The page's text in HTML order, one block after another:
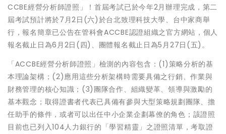
CCBE經營分析師證照」！首屆考試已於今年2月辦理完成，第二
屆考試預計將於7月2日(六)於台北致理科技大學、台中家商舉
行，報名簡章已公告在管科會ACCBE認證組織之官方網站，個人
報名截止日為6月2日(四)、團體報名截止日為5月27日(五)。
「ACCBE經營分析師證照」檢測的內容包含：(1)策略分析的基
本理論架構；(2)應用這些分析架構時需要具備之行銷、作業與
財務管理的核心知識；(3)團隊合作、組織變革、領導與激勵的
基本觀念；取得證書者代表已具備有參與大型策略規劃團隊、擔
任助手的條件，或者可以出任中小企業企劃幕僚的角色；該證照
目前也已列入104人力銀行的「學習精靈」之證照清單，考取證